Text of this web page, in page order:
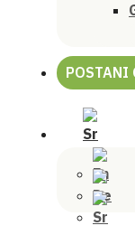
POSTANI